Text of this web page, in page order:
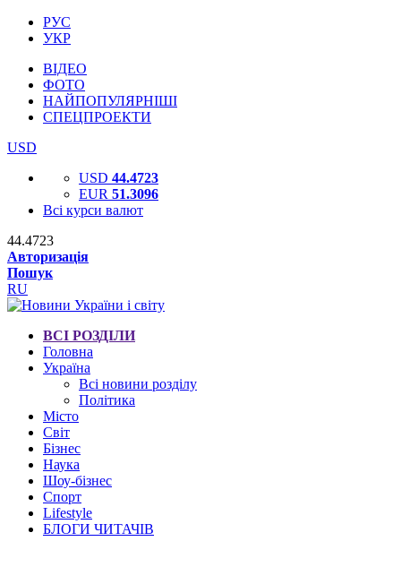
РУС
УКР
ВІДЕО
ФОТО
НАЙПОПУЛЯРНІШІ
СПЕЦПРОЕКТИ
USD
USD 44.4723
EUR 51.3096
Всі курси валют
44.4723
Авторизація
Пошук
RU
ВСІ РОЗДІЛИ
Головна
Україна
Всі новини розділу
Політика
Місто
Світ
Бізнес
Наука
Шоу-бізнес
Спорт
Lifestyle
БЛОГИ ЧИТАЧІВ